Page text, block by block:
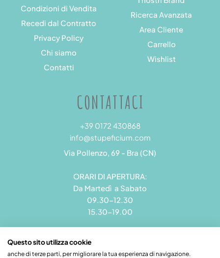
Condizioni di Vendita
Recedi dal Contratto
Privacy Policy
Chi siamo
Contatti
Ricerca Avanzata
Area Cliente
Carrello
Wishlist
CONTATTACI
+39 0172 430868
info@stupeficium.com
Via Pollenzo, 69 - Bra (CN)
ORARI DI APERTURA:
Da Martedì a Sabato
09.30-12.30
15.30-19.00
Questo sito utilizza cookie
anche di terze parti, per migliorare la tua esperienza di navigazione.